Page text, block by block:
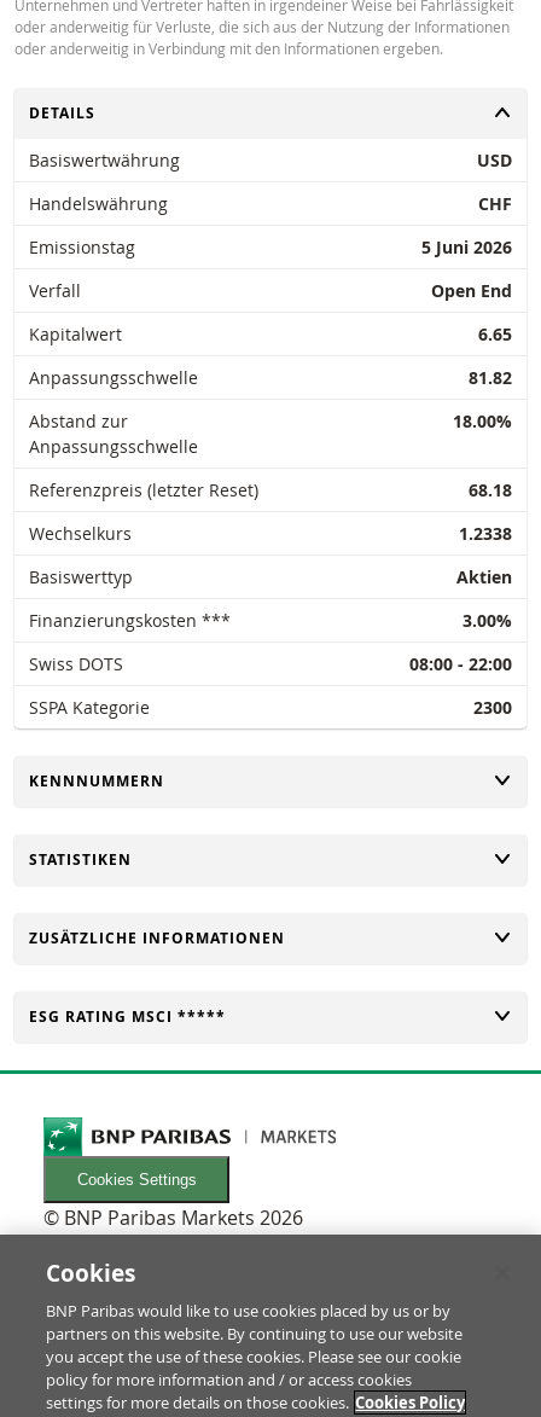
Latest Product Quotes CSV
Restrike history xlsx
Unternehmen und Vertreter haften in irgendeiner Weise bei Fahrlässigkeit
oder anderweitig für Verluste, die sich aus der Nutzung der Informationen
oder anderweitig in Verbindung mit den Informationen ergeben.
UMSCHALTEN
DETAILS
Basiswertwährung
USD
Handelswährung
CHF
Emissionstag
5 Juni 2026
Verfall
Open End
Kapitalwert
6.65
Anpassungsschwelle
81.82
Abstand zur
Anpassungsschwelle
18.00%
Referenzpreis (letzter Reset)
68.18
Wechselkurs
1.2338
Basiswerttyp
Aktien
Finanzierungskosten ***
3.00%
Swiss DOTS
08:00 - 22:00
SSPA Kategorie
2300
UMSCHALTEN
KENNNUMMERN
UMSCHALTEN
STATISTIKEN
UMSCHALTEN
ZUSÄTZLICHE INFORMATIONEN
UMSCHALTEN
ESG RATING MSCI *****
Cookies Settings
© BNP Paribas Markets 2026
Newsletters
Glossar
RECHTLICHES
Nutzungsbedingungen/Rechtliche Hinweise
Prospekt & Anleger-Informationen
Cookies
BNP Paribas would like to use cookies placed by us or by
partners on this website. By continuing to use our website
you accept the use of these cookies. Please see our cookie
policy for more information and / or access cookies
settings for more details on those cookies. Cookies Policy